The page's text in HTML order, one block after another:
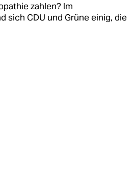
zahlen? Im
sich CDU und Grüne einig, die